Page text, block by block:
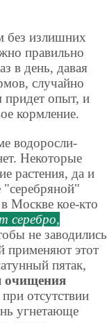
без излишних
правильно
в день, давая
случайно
придет опыт, и
кормление.
водоросли-
Некоторые
растения, да и
"серебряной"
Москве кое-кто
серебро,
не заводились
применяют этот
пятак,
очищения
отсутствии
угнетающе